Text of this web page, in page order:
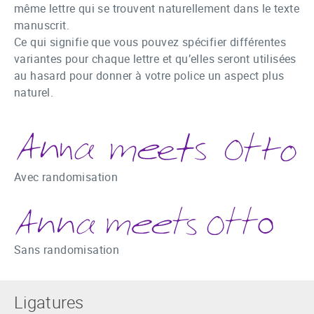
même lettre qui se trouvent naturellement dans le texte
manuscrit.
Ce qui signifie que vous pouvez spécifier différentes
variantes pour chaque lettre et qu’elles seront utilisées
au hasard pour donner à votre police un aspect plus
naturel.
Avec randomisation
Sans randomisation
Ligatures